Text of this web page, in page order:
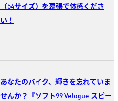
（54サイズ）を幕張で体感くださ
い！
あなたのバイク、輝きを忘れていま
せんか？『ソフト99 Velogue スピー